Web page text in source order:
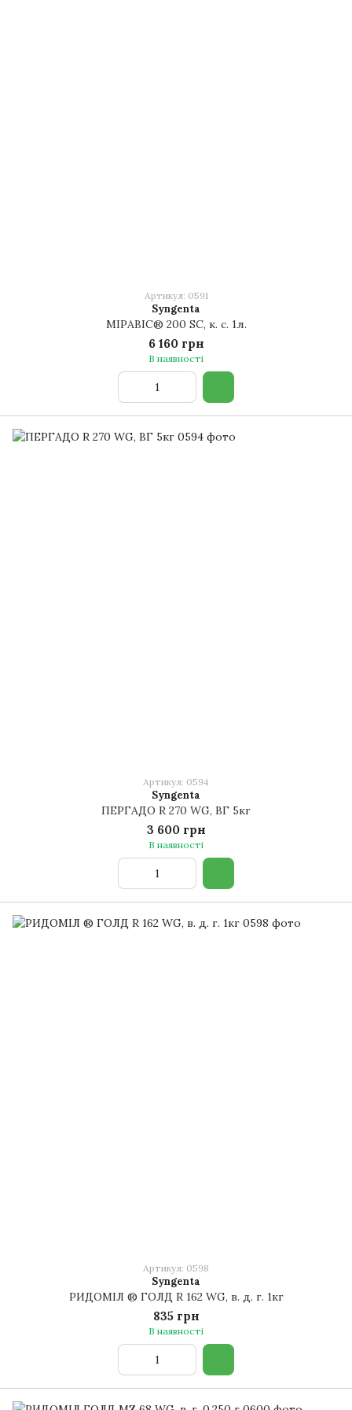
Артикул: 0591
Syngenta
МІРАВІС® 200 SC, к. с. 1л.
6 160 грн
В наявності
Артикул: 0594
Syngenta
ПЕРГАДО R 270 WG, ВГ 5кг
3 600 грн
В наявності
Артикул: 0598
Syngenta
РИДОМІЛ ® ГОЛД R 162 WG, в. д. г. 1кг
835 грн
В наявності